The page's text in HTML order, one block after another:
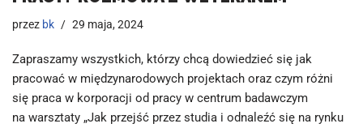
przez bk 29 maja, 2024
Zapraszamy wszystkich, którzy chcą dowiedzieć się jak
pracować w międzynarodowych projektach oraz czym różni
się praca w korporacji od pracy w centrum badawczym
na warsztaty „Jak przejść przez studia i odnaleźć się na rynku